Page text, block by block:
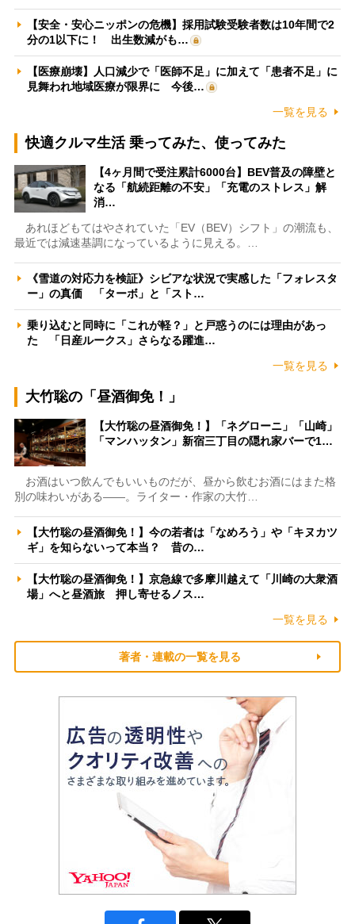
【安全・安心ニッポンの危機】採用試験受験者数は10年間で2
分の1以下に！ 出生数減がも…
【医療崩壊】人口減少で「医師不足」に加えて「患者不足」に
見舞われ地域医療が限界に 今後…
一覧を見る
快適クルマ生活 乗ってみた、使ってみた
【4ヶ月間で受注累計6000台】BEV普及の障壁と
なる「航続距離の不安」「充電のストレス」解
消…
あれほどもてはやされていた「EV（BEV）シフト」の潮流も、
最近では減速基調になっているように見える。…
《雪道の対応力を検証》シビアな状況で実感した「フォレスタ
ー」の真価 「ターボ」と「スト…
乗り込むと同時に「これが軽？」と戸惑うのには理由があっ
た 「日産ルークス」さらなる躍進…
一覧を見る
大竹聡の「昼酒御免！」
【大竹聡の昼酒御免！】「ネグローニ」「山崎」
「マンハッタン」新宿三丁目の隠れ家バーで1…
お酒はいつ飲んでもいいものだが、昼から飲むお酒にはまた格
別の味わいがある――。ライター・作家の大竹…
【大竹聡の昼酒御免！】今の若者は「なめろう」や「キヌカツ
ギ」を知らないって本当？ 昔の…
【大竹聡の昼酒御免！】京急線で多摩川越えて「川崎の大衆酒
場」へと昼酒旅 押し寄せるノス…
一覧を見る
著者・連載の一覧を見る